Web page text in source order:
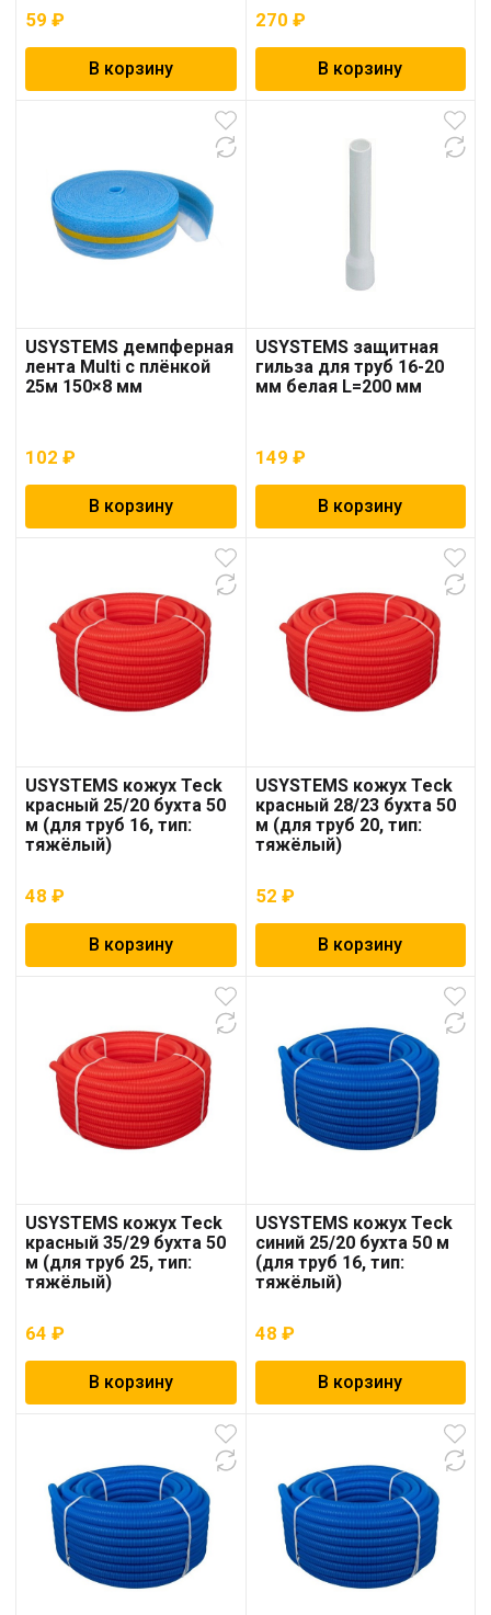
59 ₽
В корзину
270 ₽
В корзину
USYSTEMS демпферная
лента Multi с плёнкой
25м 150×8 мм
102 ₽
В корзину
USYSTEMS защитная
гильза для труб 16-20
мм белая L=200 мм
149 ₽
В корзину
USYSTEMS кожух Teck
красный 25/20 бухта 50
м (для труб 16, тип:
тяжёлый)
48 ₽
В корзину
USYSTEMS кожух Teck
красный 28/23 бухта 50
м (для труб 20, тип:
тяжёлый)
52 ₽
В корзину
USYSTEMS кожух Teck
красный 35/29 бухта 50
м (для труб 25, тип:
тяжёлый)
64 ₽
В корзину
USYSTEMS кожух Teck
синий 25/20 бухта 50 м
(для труб 16, тип:
тяжёлый)
48 ₽
В корзину